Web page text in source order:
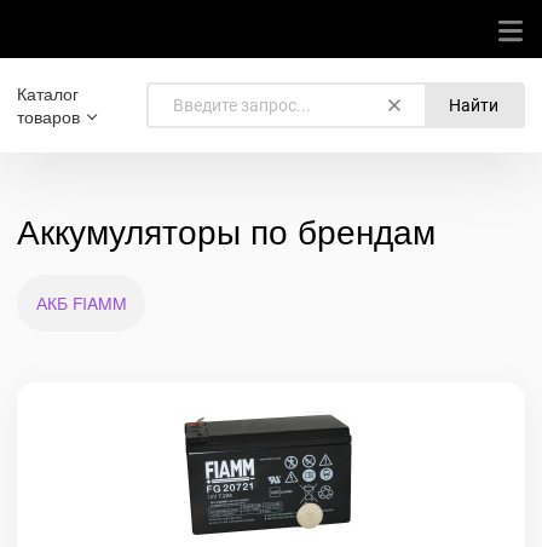
Каталог
товаров
Найти
Аккумуляторы по брендам
АКБ FIAMM